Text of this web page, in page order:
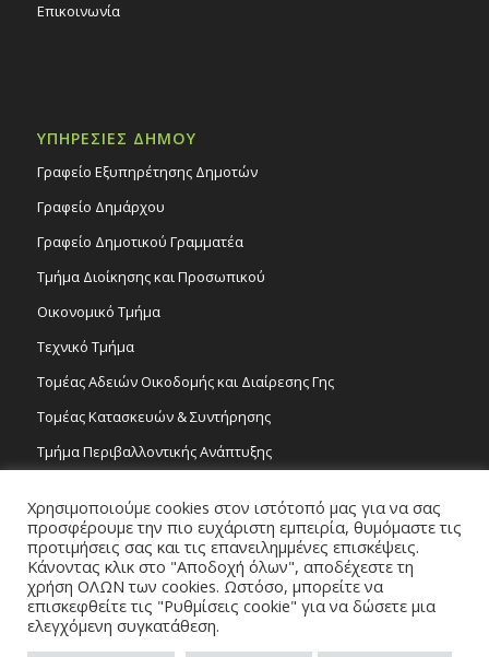
Επικοινωνία
ΥΠΗΡΕΣΙΕΣ ΔΗΜΟΥ
Γραφείο Εξυπηρέτησης Δημοτών
Γραφείο Δημάρχου
Γραφείο Δημοτικού Γραμματέα
Τμήμα Διοίκησης και Προσωπικού
Οικονομικό Τμήμα
Τεχνικό Τμήμα
Τομέας Αδειών Οικοδομής και Διαίρεσης Γης
Τομέας Κατασκευών & Συντήρησης
Τμήμα Περιβαλλοντικής Ανάπτυξης
Τομέας Γραμμάτων και Τεχνών
Τροχονομία
Χρησιμοποιούμε cookies στον ιστότοπό μας για να σας
προσφέρουμε την πιο ευχάριστη εμπειρία, θυμόμαστε τις
προτιμήσεις σας και τις επανειλημμένες επισκέψεις.
Κάνοντας κλικ στο "Αποδοχή όλων", αποδέχεστε τη
χρήση ΟΛΩΝ των cookies. Ωστόσο, μπορείτε να
επισκεφθείτε τις "Ρυθμίσεις cookie" για να δώσετε μια
ελεγχόμενη συγκατάθεση.